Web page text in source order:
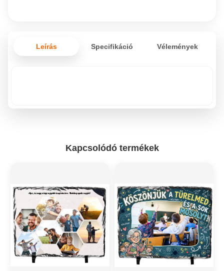
Leírás Specifikáció Vélemények
Kapcsolódó termékek